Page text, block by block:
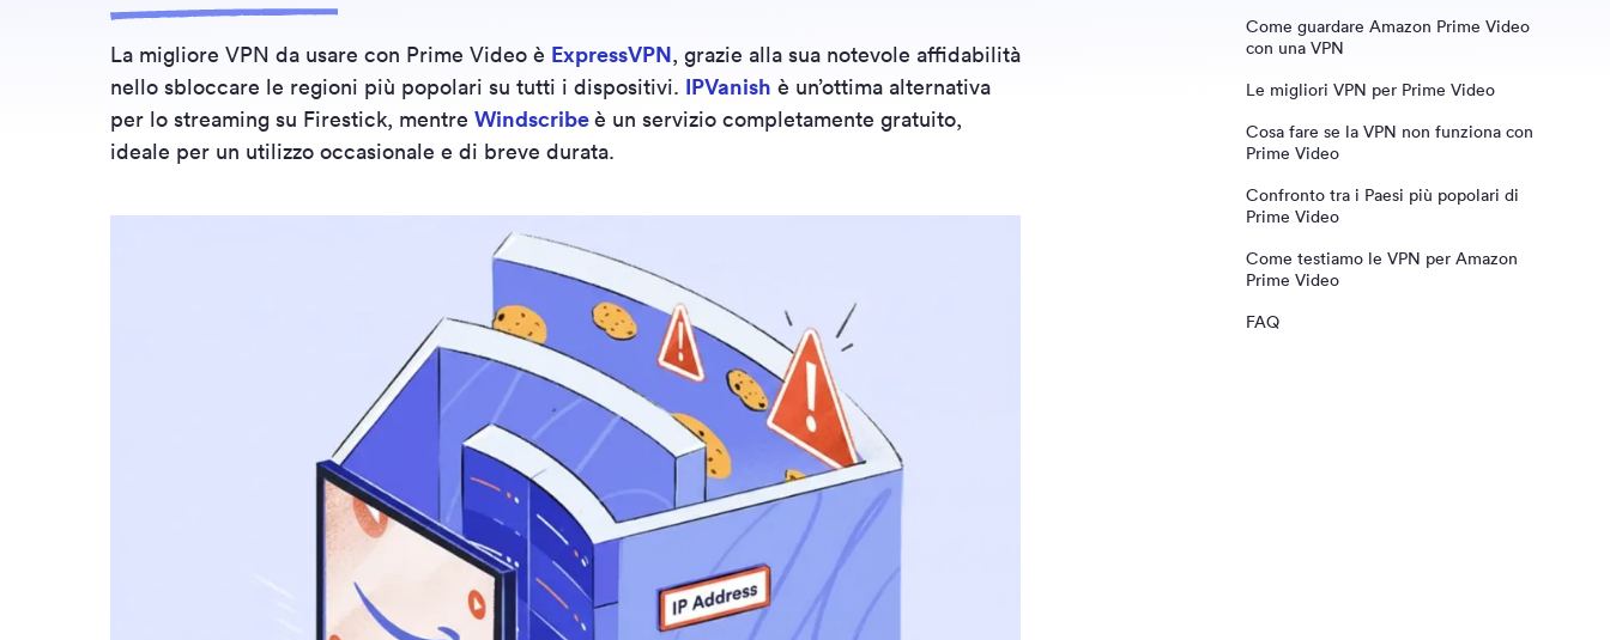
La migliore VPN da usare con Prime Video è ExpressVPN, grazie alla sua notevole affidabilità
nello sbloccare le regioni più popolari su tutti i dispositivi. IPVanish è un’ottima alternativa
per lo streaming su Firestick, mentre Windscribeè un servizio completamente gratuito,
ideale per un utilizzo occasionale e di breve durata.
Come guardare Amazon Prime Video
con una VPN
Le migliori VPN per Prime Video
ExpressVPN
Windscribe
Cosa fare se la VPN non funziona con
Prime Video
Confronto tra i Paesi più popolari di
Prime Video
Come testiamo le VPN per Amazon
Prime Video
FAQ